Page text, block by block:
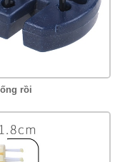
rồi